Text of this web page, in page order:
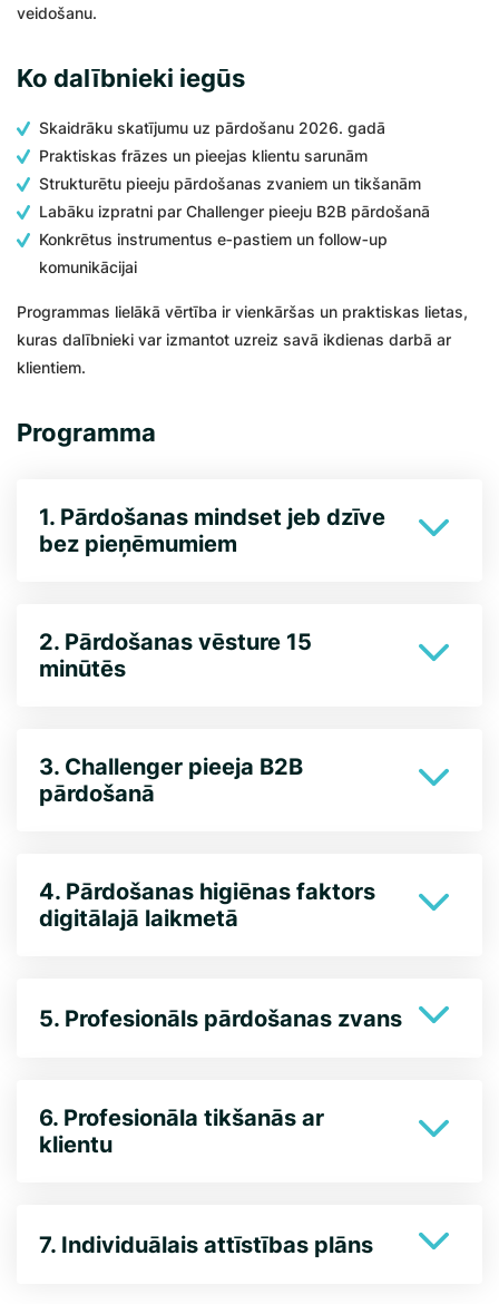
veidošanu.
Ko dalībnieki iegūs
Skaidrāku skatījumu uz pārdošanu 2026. gadā
Praktiskas frāzes un pieejas klientu sarunām
Strukturētu pieeju pārdošanas zvaniem un tikšanām
Labāku izpratni par Challenger pieeju B2B pārdošanā
Konkrētus instrumentus e‑pastiem un follow‑up
komunikācijai
Programmas lielākā vērtība ir vienkāršas un praktiskas lietas,
kuras dalībnieki var izmantot uzreiz savā ikdienas darbā ar
klientiem.
Programma
1. Pārdošanas mindset jeb dzīve
bez pieņēmumiem
2. Pārdošanas vēsture 15
minūtēs
3. Challenger pieeja B2B
pārdošanā
4. Pārdošanas higiēnas faktors
digitālajā laikmetā
5. Profesionāls pārdošanas zvans
6. Profesionāla tikšanās ar
klientu
7. Individuālais attīstības plāns